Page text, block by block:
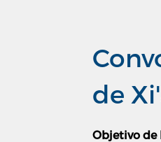
de
Objetivo de